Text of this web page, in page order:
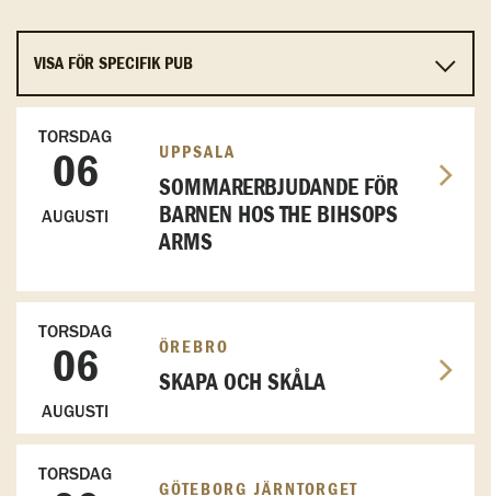
TORSDAG
06
AUGUSTI
UPPSALA
SOMMARERBJUDANDE FÖR
BARNEN HOS THE BIHSOPS
ARMS
TORSDAG
06
AUGUSTI
ÖREBRO
SKAPA OCH SKÅLA
TORSDAG
GÖTEBORG JÄRNTORGET